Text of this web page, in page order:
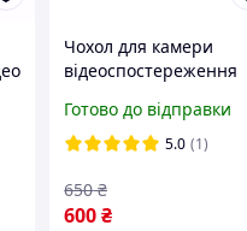
Чохол для камери
відеоспостереження
Готово до відправки
5.0 (1)
600₴
650 ₴